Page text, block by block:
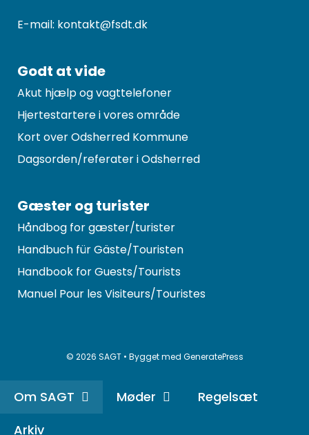
E-mail: kontakt@fsdt.dk
Godt at vide
Akut hjælp og vagttelefoner
Hjertestartere i vores område
Kort over Odsherred Kommune
Dagsorden/referater i Odsherred
Gæster og turister
Håndbog for gæster/turister
Handbuch für Gäste/Touristen
Handbook for Guests/Tourists
Manuel Pour les Visiteurs/Touristes
© 2026 SAGT• Bygget med GeneratePress
Om SAGT Møder
Regelsæt
Arkiv